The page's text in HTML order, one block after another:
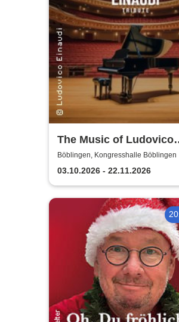
The Music of Ludovico
Einaudi: Tribute-
Klavierkonzert -
Einaudi Tribute bei
Kerzenschein
Böblingen, Kongresshalle Böblingen
03.10.2026 - 22.11.2026